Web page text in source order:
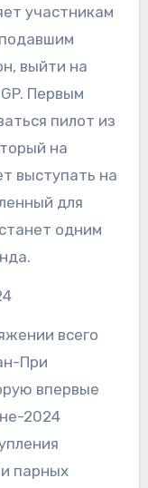
участникам
выйти на
Первым
пилот из
на
выступать на
для
одним
всего
При
впервые
2024
парных